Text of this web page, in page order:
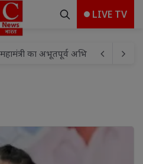
LIVE TV
काल: पानी से भरे बोरवेल गड्ढे में डूबे दो
नई कार्यकारिणी का सम्मान, समाज
के नीचे हुआ अंतिम संस्कार, दो मासूमों के
शिक्षा के अंतर्गत दिव्यांग बच्चों